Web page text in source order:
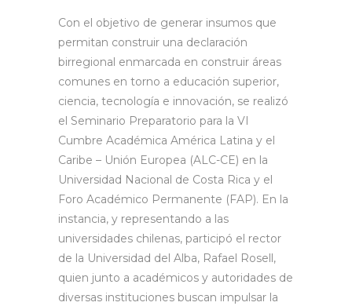
Con el objetivo de generar insumos que
permitan construir una declaración
birregional enmarcada en construir áreas
comunes en torno a educación superior,
ciencia, tecnología e innovación, se realizó
el Seminario Preparatorio para la VI
Cumbre Académica América Latina y el
Caribe – Unión Europea (ALC-CE) en la
Universidad Nacional de Costa Rica y el
Foro Académico Permanente (FAP). En la
instancia, y representando a las
universidades chilenas, participó el rector
de la Universidad del Alba, Rafael Rosell,
quien junto a académicos y autoridades de
diversas instituciones buscan impulsar la